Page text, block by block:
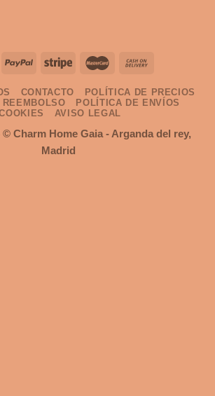
CONTACTO
POLÍTICA DE PRECIOS
POLÍTICA DE ENVÍOS
AVISO LEGAL
© Charm Home Gaia- Arganda del rey,
Madrid